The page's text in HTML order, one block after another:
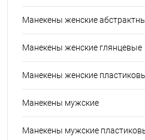
Манекены женские
Манекены женские глянцевые
Манекены женские
Манекены мужские
Манекены мужские